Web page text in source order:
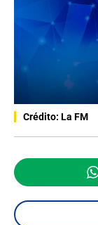
Crédito: La FM